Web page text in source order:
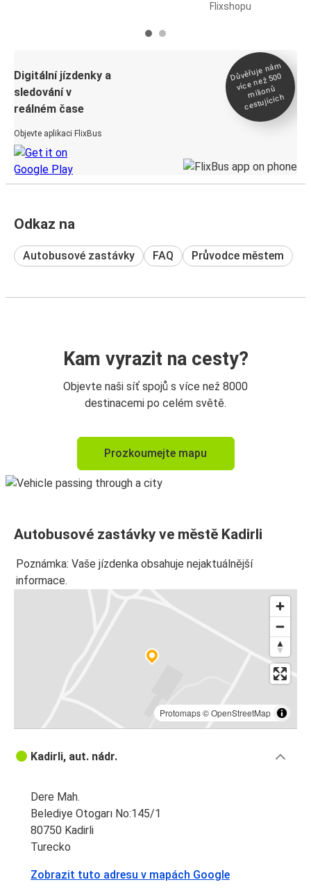
Flixshopu
Digitální jízdenky a
sledování v
reálném čase
Objevte aplikaci FlixBus
Důvěřuje ná
m
více než 500
milionů
cestujících
Odkaz na
Autobusové zastávky FAQ Průvodce městem
Kam vyrazit na cesty?
Objevte naši síť spojů s více než 8000
destinacemi po celém světě.
Prozkoumejte mapu
Autobusové zastávky ve městě Kadirli
Poznámka: Vaše jízdenka obsahuje nejaktuálnější
informace.
Protomaps©OpenStreetMap
Kadirli, aut. nádr.
Dere Mah.
Belediye Otogarı No:145/1
80750 Kadirli
Turecko
Zobrazit tuto adresu v mapách Google